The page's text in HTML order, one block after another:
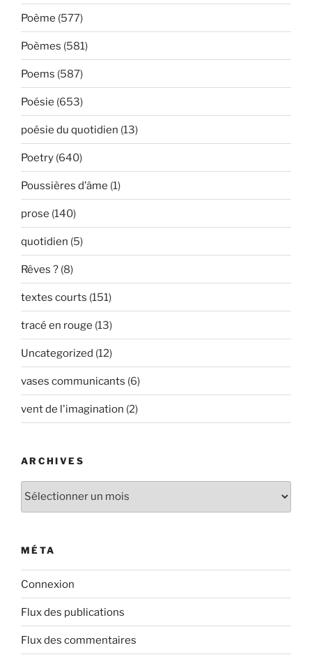
Poème (577)
Poèmes (581)
Poems (587)
Poésie (653)
poésie du quotidien (13)
Poetry (640)
Poussières d’âme (1)
prose (140)
quotidien (5)
Rêves ? (8)
textes courts (151)
tracé en rouge (13)
Uncategorized (12)
vases communicants (6)
vent de l'imagination (2)
ARCHIVES
MÉTA
Connexion
Flux des publications
Flux des commentaires